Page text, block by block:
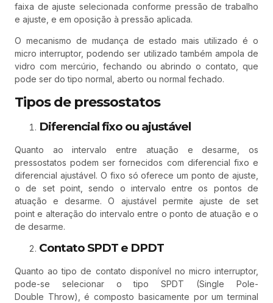
faixa de ajuste selecionada conforme pressão de trabalho
e ajuste, e em oposição à pressão aplicada.
O mecanismo de mudança de estado mais utilizado é o
micro interruptor, podendo ser utilizado também ampola de
vidro com mercúrio, fechando ou abrindo o contato, que
pode ser do tipo normal, aberto ou normal fechado.
Tipos de pressostatos
Diferencial fixo ou ajustável
Quanto ao intervalo entre atuação e desarme, os
pressostatos podem ser fornecidos com diferencial fixo e
diferencial ajustável. O fixo só oferece um ponto de ajuste,
o de set point, sendo o intervalo entre os pontos de
atuação e desarme. O ajustável permite ajuste de set
point e alteração do intervalo entre o ponto de atuação e o
de desarme.
Contato SPDT e DPDT
Quanto ao tipo de contato disponível no micro interruptor,
pode-se selecionar o tipo SPDT (Single Pole-
Double Throw), é composto basicamente por um terminal